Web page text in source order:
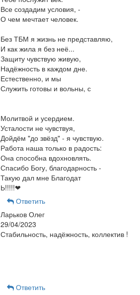
Все создадим условия, -
О чем мечтает человек.
Без ТБМ я жизнь не представляю,
И как жила я без неё...
Защиту чувствую живую,
Надёжность в каждом дне.
Естественно, и мы
Служить готовы и вольны, с
Молитвой и усердием.
Усталости не чувствуя,
Дойдём "до звёзд" - я чувствую.
Работа наша только в радость:
Она способна вдохновлять.
Спасибо Богу, благодарность -
Такую дал мне Благодат
Ь!!!!!❤
Ответить
Ларьков Олег
29/04/2023
Стабильность, надёжность, коллектив !
Ответить